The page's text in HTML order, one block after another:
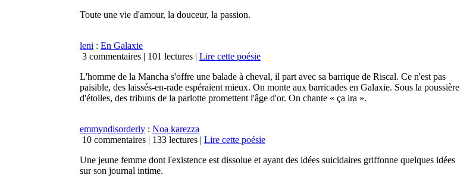
Toute une vie d'amour, la douceur, la passion.
leni : En Galaxie
3 commentaires | 101 lectures | Lire cette poésie
L'homme de la Mancha s'offre une balade à cheval, il part avec sa barrique de Riscal. Ce n'est pas
paisible, des laissés-en-rade espéraient mieux. On monte aux barricades en Galaxie. Sous la poussière
d'étoiles, des tribuns de la parlotte promettent l'âge d'or. On chante « ça ira ».
emmyndisorderly : Noa karezza
10 commentaires | 133 lectures | Lire cette poésie
Une jeune femme dont l'existence est dissolue et ayant des idées suicidaires griffonne quelques idées
sur son journal intime.